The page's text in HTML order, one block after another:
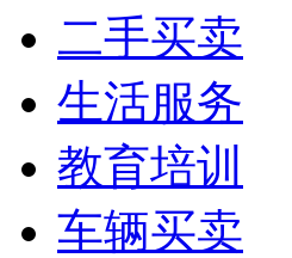
二手买卖
生活服务
教育培训
车辆买卖